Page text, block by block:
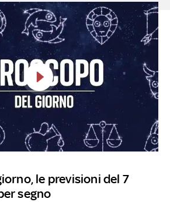
le previsioni del 7
segno